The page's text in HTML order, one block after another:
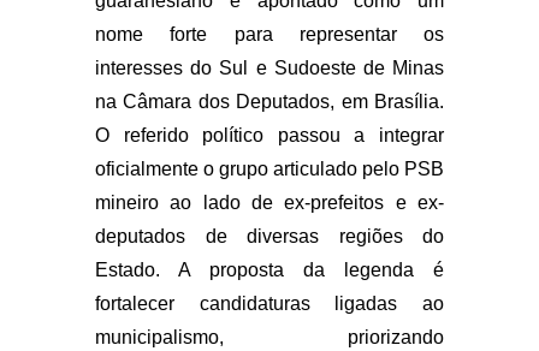
nome forte para representar os
interesses do Sul e Sudoeste de Minas
na Câmara dos Deputados, em Brasília.
O referido político passou a integrar
oficialmente o grupo articulado pelo PSB
mineiro ao lado de ex-prefeitos e ex-
deputados de diversas regiões do
Estado. A proposta da legenda é
fortalecer candidaturas ligadas ao
municipalismo, priorizando